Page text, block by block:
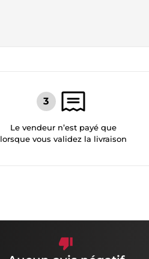
Le vendeur n’est payé que
lorsque vous validez la livraison